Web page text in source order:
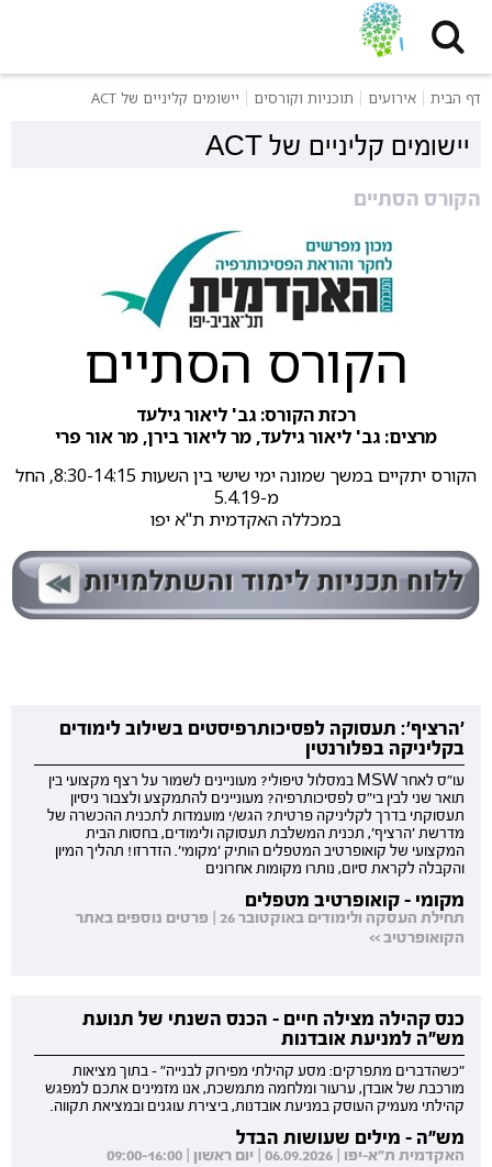
דף הבית אירועים תוכניות וקורסים יישומים קליניים של ACT
יישומים קליניים של ACT
הקורס הסתיים
הקורס הסתיים
רכזת הקורס: גב' ליאור גילעד
מרצים: גב' ליאור גילעד, מר ליאור בירן, מר אור פרי
הקורס יתקיים במשך שמונה ימי שישי בין השעות 8:30-14:15, החל
מ-5.4.19
במכללה האקדמית ת"א יפו
'הרציף': תעסוקה לפסיכותרפיסטים בשילוב לימודים
בקליניקה בפלורנטין
עו"ס לאחר MSW במסלול טיפולי? מעוניינים לשמור על רצף מקצועי בין
תואר שני לבין בי"ס לפסיכותרפיה? מעוניינים להתמקצע ולצבור ניסיון
תעסוקתי בדרך לקליניקה פרטית? הגש/י מועמדות לתכנית ההכשרה של
מדרשת 'הרציף', תכנית המשלבת תעסוקה ולימודים, בחסות הבית
המקצועי של קואופרטיב המטפלים הותיק 'מקומי'. הזדרזו! תהליך המיון
והקבלה לקראת סיום, נותרו מקומות אחרונים
מקומי - קואופרטיב מטפלים
תחילת העסקה ולימודים באוקטובר 26 | פרטים נוספים באתר
הקואופרטיב >>
כנס קהילה מצילה חיים - הכנס השנתי של תנועת
מש"ה למניעת אובדנות
"כשהדברים מתפרקים: מסע קהילתי מפירוק לבנייה" - בתוך מציאות
מורכבת של אובדן, ערעור ומלחמה מתמשכת, אנו מזמינים אתכם למפגש
קהילתי מעמיק העוסק במניעת אובדנות, ביצירת עוגנים ובמציאת תקווה.
מש"ה - מילים שעושות הבדל
האקדמית ת"א-יפו | 06.09.2026 | יום ראשון | 09:00-16:00